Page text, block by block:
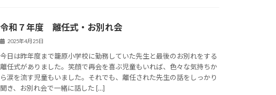
令和７年度 離任式・お別れ会
2025年4月25日
今日は昨年度まで籠原小学校に勤務していた先生と最後のお別れをする
離任式がありました。笑顔で再会を喜ぶ児童もいれば、色々な気持ちか
ら涙を流す児童もいました。それでも、離任された先生の話をしっかり
聞き、お別れ会で一緒に話した […]